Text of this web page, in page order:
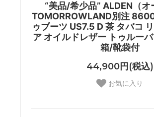
“美品/希少品” ALDEN（オ
TOMORROWLAND別注
ゥブーツ US7.5 D 茶 タバコ
ア オイルドレザー トゥルー
箱/靴袋付
44,900円(税込)
お気に入り